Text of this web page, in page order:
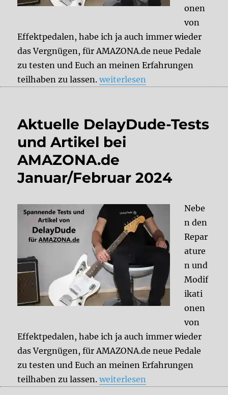
onen
von
Effektpedalen, habe ich ja auch immer wieder
das Vergnügen, für AMAZONA.de neue Pedale
zu testen und Euch an meinen Erfahrungen
teilhaben zu lassen.„Aktuelle DelayDude-Tests
weiterlesen
Aktuelle DelayDude-Tests
und Artikel bei
AMAZONA.de
Januar/Februar 2024
Nebe
n den
Repar
ature
n und
Modif
ikati
onen
von
Effektpedalen, habe ich ja auch immer wieder
das Vergnügen, für AMAZONA.de neue Pedale
zu testen und Euch an meinen Erfahrungen
teilhaben zu lassen.„Aktuelle DelayDude-Tests
weiterlesen